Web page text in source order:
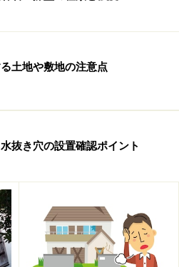
土地や敷地の注意点
抜き穴の設置確認ポイント